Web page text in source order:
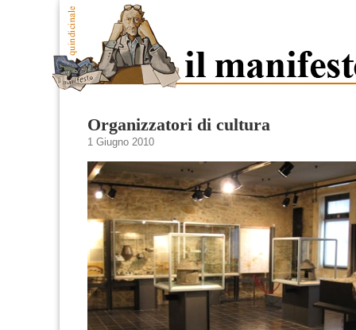
Organizzatori di cultura
1 Giugno 2010